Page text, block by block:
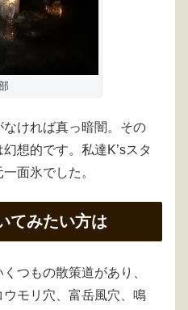
ければ真っ暗闇。その
想的です。私達K’sスタ
面氷でした。
てみたい方は
つもの散策道があり、
ウモリ穴、富岳風穴、鳴